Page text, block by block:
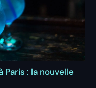
Paris : la nouvelle